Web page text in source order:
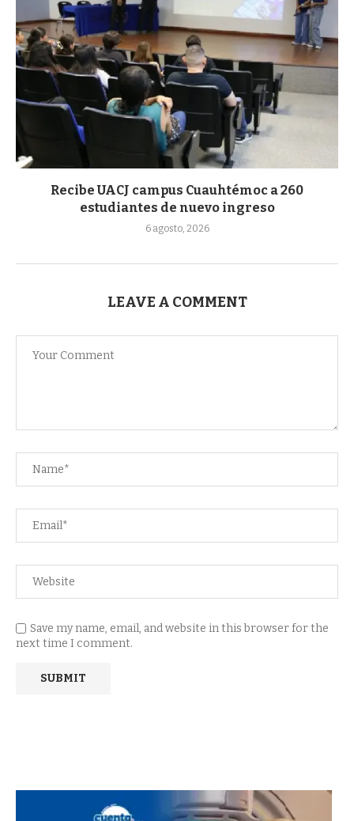
Recibe UACJ campus Cuauhtémoc a 260
estudiantes de nuevo ingreso
6 agosto, 2026
LEAVE A COMMENT
Save my name, email, and website in this browser for the
next time I comment.